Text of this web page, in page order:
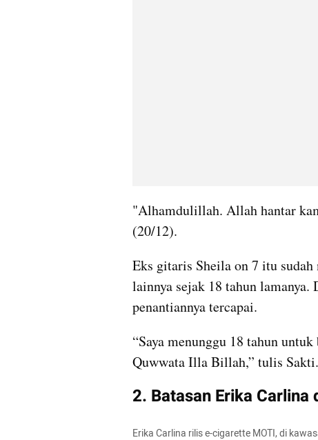
"Alhamdulillah. Allah hantar
(20/12).
Eks gitaris Sheila on 7 itu
lainnya sejak 18 tahun lamanya.
penantiannya tercapai.
“Saya menunggu 18 tahun
Quwwata Illa Billah,” tulis Sakti.
2. Batasan Erika
Erika Carlina rilis e-cigarette MOTI, di